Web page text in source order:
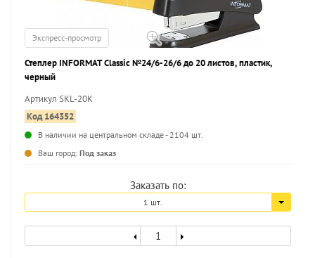
Экспресс-просмотр
Степлер INFORMAT Classic №24/6-26/6 до 20 листов, пластик,
черный
Артикул SKL-20K
Код 164352
В наличии на центральном складе - 2104 шт.
Ваш город: Под заказ
Заказать по:
1 шт.